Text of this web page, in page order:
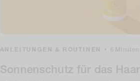
ANLEITUNGEN & ROUTINEN • 6 Minuten
Sonnenschutz für das